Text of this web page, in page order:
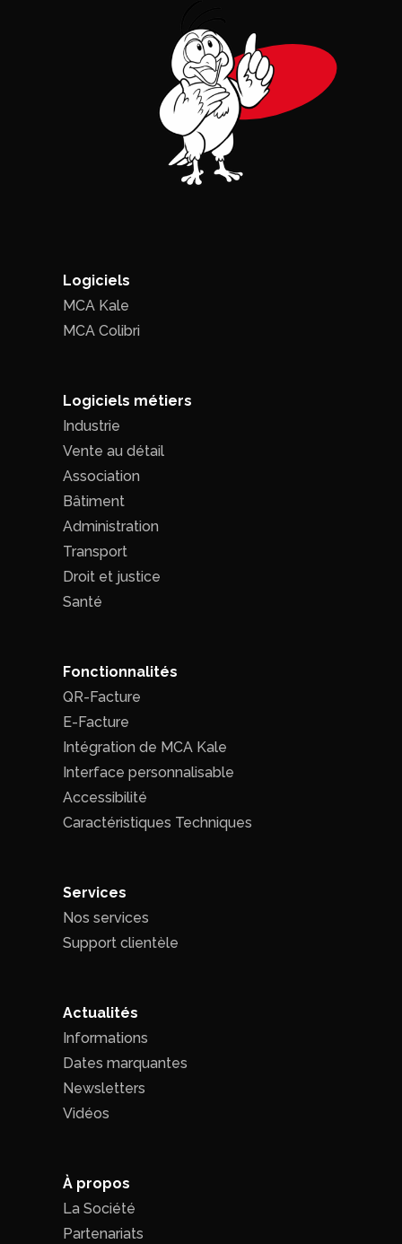
Logiciels
MCA Kale
MCA Colibri
Logiciels métiers
Industrie
Vente au détail
Association
Bâtiment
Administration
Transport
Droit et justice
Santé
Fonctionnalités
QR-Facture
E-Facture
Intégration de MCA Kale
Interface personnalisable
Accessibilité
Caractéristiques Techniques
Services
Nos services
Support clientèle
Actualités
Informations
Dates marquantes
Newsletters
Vidéos
À propos
La Société
Partenariats